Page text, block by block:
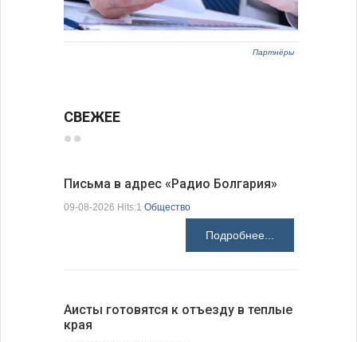
Партнёры
СВЕЖЕЕ
Письма в адрес «Радио Болгария»
09-08-2026 Hits:1 Общество
Подробнее...
Аисты готовятся к отъезду в теплые
края